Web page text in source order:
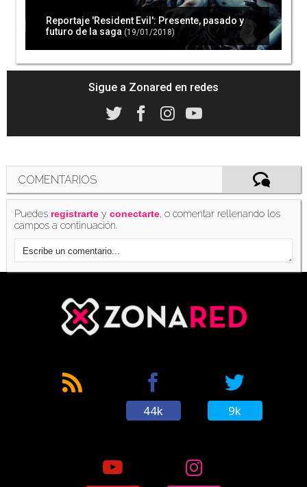
Filtrados supuestos datos de 'Resident Evil 2
Remake' (26/05/2018)
E3 2018: 'Resident Evil 2 Remake' podría llegar
el próximo mes de octubre
Reportaje 'Resident Evil': Presente, pasado y
futuro de la saga (19/01/2018)
Sigue a Zonared en redes
COMENTARIOS
Puedes registrarte yconectarte, o comentar rellenando los
campos a continuación.
44k 9k